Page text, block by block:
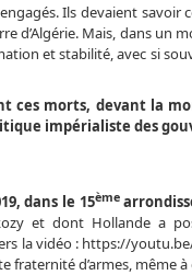
Ils devaient
d’Algérie. Mais, dans un
et stabilité, avec si
ces morts, devant la
impérialiste des
dans le 15ème
et dont Hollande a
la vidéo : https://
fraternité d’armes, même